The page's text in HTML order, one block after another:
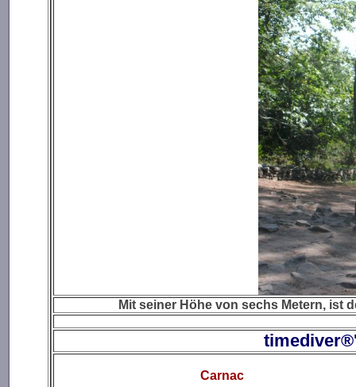
Mit seiner Höhe von sechs Metern, ist
timediver®'s
Carnac